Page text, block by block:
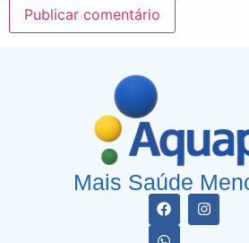
Mais Saúde